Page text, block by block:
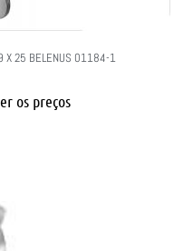
X 25 BELENUS 01184-1
os preços